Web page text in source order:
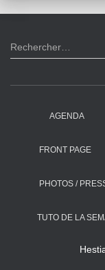
R
e
h
Rechercher…
AGENDA
FRONT PAGE
PHOTOS /
TUTO DE LA